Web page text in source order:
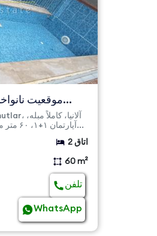
آپارتمان ۱+۱، ۶۰ متر مربع، با نمای شرق و جنوب، طبقه دوم، د...
2 اتاق
60 m²
تلفن
WhatsApp